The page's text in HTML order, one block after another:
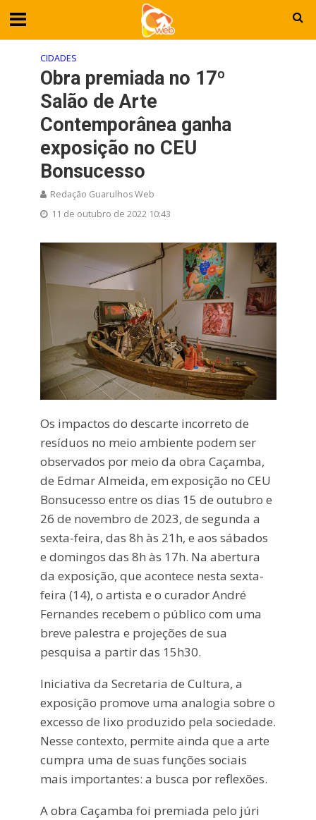
CIDADES
Obra premiada no 17º
Salão de Arte
Contemporânea ganha
exposição no CEU
Bonsucesso
Redação Guarulhos Web
11 de outubro de 2022 10:43
Os impactos do descarte incorreto de
resíduos no meio ambiente podem ser
observados por meio da obra Caçamba,
de Edmar Almeida, em exposição no CEU
Bonsucesso entre os dias 15 de outubro e
26 de novembro de 2023, de segunda a
sexta-feira, das 8h às 21h, e aos sábados
e domingos das 8h às 17h. Na abertura
da exposição, que acontece nesta sexta-
feira (14), o artista e o curador André
Fernandes recebem o público com uma
breve palestra e projeções de sua
pesquisa a partir das 15h30.
Iniciativa da Secretaria de Cultura, a
exposição promove uma analogia sobre o
excesso de lixo produzido pela sociedade.
Nesse contexto, permite ainda que a arte
cumpra uma de suas funções sociais
mais importantes: a busca por reflexões.
A obra Caçamba foi premiada pelo júri